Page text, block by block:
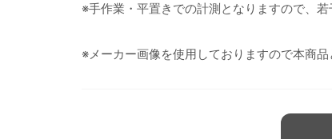
※手作業・平置きでの計測となりますので、若
※メーカー画像を使用しておりますので本商